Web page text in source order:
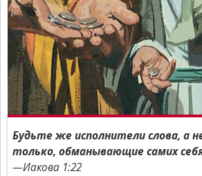
Будьте же исполнители слова, а
только, обманывающие самих
—Иакова 1:22